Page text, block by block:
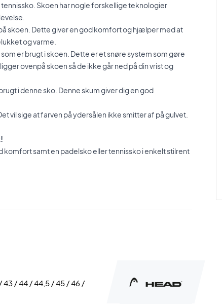
Skoen har nogle forskellige teknologier
skoen. Dette giver en god komfort og hjælper med at
og varme.
er brugt i skoen. Dette er et snøre system som gøre
ovenpå skoen så de ikke går ned på din vrist og
i denne sko. Denne skum giver dig en god
vil sige at farven på ydersålen ikke smitter af på gulvet.
komfort samt en padelsko eller tennissko i enkelt stilrent
43 / 44 / 44,5 / 45 / 46 /